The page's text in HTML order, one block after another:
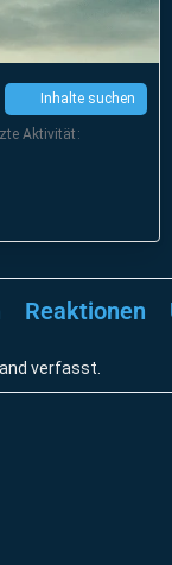
Inhalte suchen
Aktivität
Reaktionen
verfasst.